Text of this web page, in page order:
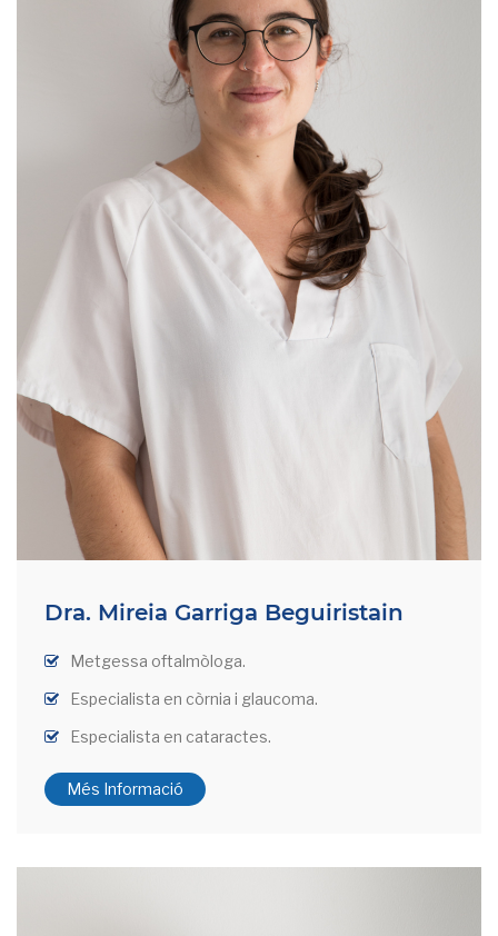
Dra. Mireia Garriga Beguiristain
Metgessa oftalmòloga.
Especialista en còrnia i glaucoma.
Especialista en cataractes.
Més Informació